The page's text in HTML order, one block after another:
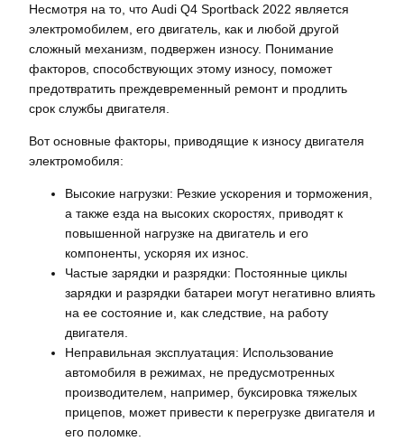
Несмотря на то, что Audi Q4 Sportback 2022 является
электромобилем, его двигатель, как и любой другой
сложный механизм, подвержен износу. Понимание
факторов, способствующих этому износу, поможет
предотвратить преждевременный ремонт и продлить
срок службы двигателя.
Вот основные факторы, приводящие к износу двигателя
электромобиля:
Высокие нагрузки: Резкие ускорения и торможения,
а также езда на высоких скоростях, приводят к
повышенной нагрузке на двигатель и его
компоненты, ускоряя их износ.
Частые зарядки и разрядки: Постоянные циклы
зарядки и разрядки батареи могут негативно влиять
на ее состояние и, как следствие, на работу
двигателя.
Неправильная эксплуатация: Использование
автомобиля в режимах, не предусмотренных
производителем, например, буксировка тяжелых
прицепов, может привести к перегрузке двигателя и
его поломке.